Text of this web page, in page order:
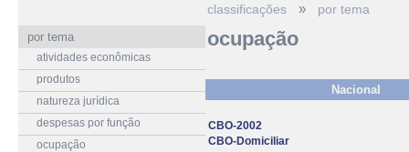
por tema
atividades econômicas
produtos
natureza jurídica
despesas por função
ocupação
classificações » por tema
ocupação
Nacional
CBO-2002
CBO-Domiciliar